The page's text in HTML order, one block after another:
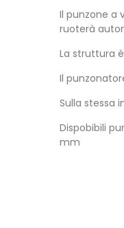
Il punzone a
ruoterà
La struttura
Il
Sulla stessa
Dispobibili
mm